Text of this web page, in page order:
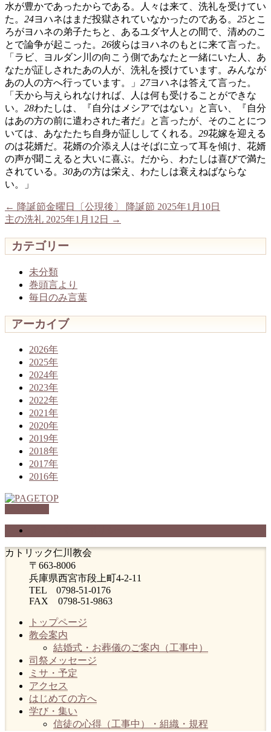
水が豊かであったからである。人々は来て、洗礼を受けてい
た。 24ヨハネはまだ投獄されていなかったのである。 25とこ
ろがヨハネの弟子たちと、あるユダヤ人との間で、清めのこ
とで論争が起こった。 26彼らはヨハネのもとに来て言った。
「ラビ、ヨルダン川の向こう側であなたと一緒にいた人、あ
なたが証しされたあの人が、洗礼を授けています。みんなが
あの人の方へ行っています。」 27ヨハネは答えて言った。
「天から与えられなければ、人は何も受けることができな
い。 28わたしは、『自分はメシアではない』と言い、『自分
はあの方の前に遣わされた者だ』と言ったが、そのことにつ
いては、あなたたち自身が証ししてくれる。 29花嫁を迎える
のは花婿だ。花婿の介添え人はそばに立って耳を傾け、花婿
の声が聞こえると大いに喜ぶ。だから、わたしは喜びで満た
されている。 30あの方は栄え、わたしは衰えねばならな
い。」
← 降誕節金曜日〔公現後〕 降誕節 2025年1月10日
主の洗礼 2025年1月12日
→
カテゴリー
未分類
巻頭言より
毎日のみ言葉
アーカイブ
2026年
2025年
2024年
2023年
2022年
2021年
2020年
2019年
2018年
2017年
2016年
カトリック仁川教会
〒663-8006
兵庫県西宮市段上町4-2-11
TEL 0798-51-0176
FAX 0798-51-9863
トップページ
教会案内
結婚式・お葬儀のご案内（工事中）
司祭メッセージ
ミサ・予定
アクセス
はじめての方へ
学び・集い
信徒の心得（工事中）・組織・規程